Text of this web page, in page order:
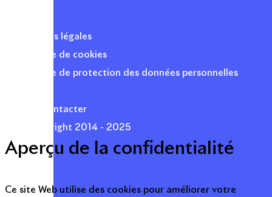
Mentions légales
Politique de cookies
Politique de protection des données personnelles
Nous contacter
© Copyright 2014 - 2025
Aperçu de la confidentialité
Ce site Web utilise des cookies pour améliorer votre